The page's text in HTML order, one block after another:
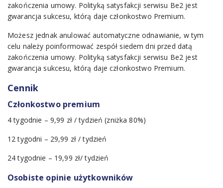
zakończenia umowy. Polityką satysfakcji serwisu Be2 jest
gwarancja sukcesu, którą daje członkostwo Premium.
Możesz jednak anulować automatyczne odnawianie, w tym
celu należy poinformować zespół siedem dni przed datą
zakończenia umowy. Polityką satysfakcji serwisu Be2 jest
gwarancja sukcesu, którą daje członkostwo Premium.
Cennik
Członkostwo premium
4 tygodnie – 9,99 zł / tydzień (zniżka 80%)
12 tygodni – 29,99 zł / tydzień
24 tygodnie – 19,99 zł/ tydzień
Osobiste opinie użytkowników